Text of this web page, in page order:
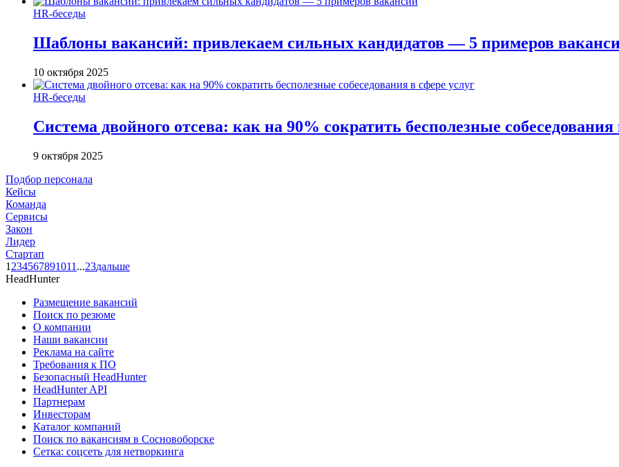
HR-беседы
Шаблоны вакансий: привлекаем сильных кандидатов — 5 примеров
10 октября 2025
HR-беседы
Система двойного отсева: как на 90% сократить бесполезные собеседования
9 октября 2025
Подбор персонала
Кейсы
Команда
Сервисы
Закон
Лидер
Стартап
1 234567891011 ...23дальше
HeadHunter
Размещение вакансий
Поиск по резюме
О компании
Наши вакансии
Реклама на сайте
Требования к ПО
Безопасный HeadHunter
HeadHunter API
Партнерам
Инвесторам
Каталог компаний
Поиск по вакансиям в Сосновоборске
Сетка: соцсеть для нетворкинга